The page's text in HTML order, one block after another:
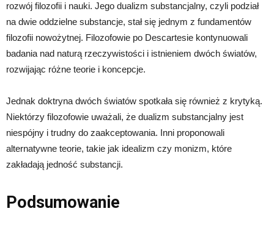
rozwój filozofii i nauki. Jego dualizm substancjalny, czyli podział
na dwie oddzielne substancje, stał się jednym z fundamentów
filozofii nowożytnej. Filozofowie po Descartesie kontynuowali
badania nad naturą rzeczywistości i istnieniem dwóch światów,
rozwijając różne teorie i koncepcje.
Jednak doktryna dwóch światów spotkała się również z krytyką.
Niektórzy filozofowie uważali, że dualizm substancjalny jest
niespójny i trudny do zaakceptowania. Inni proponowali
alternatywne teorie, takie jak idealizm czy monizm, które
zakładają jedność substancji.
Podsumowanie